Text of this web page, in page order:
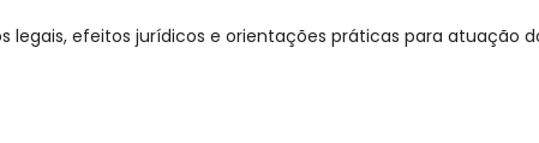
efeitos jurídicos e orientações práticas para atuação